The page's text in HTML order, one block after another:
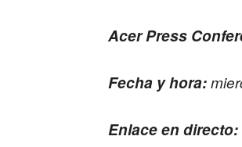
Acer Press
Fecha y hora:
Enlace en